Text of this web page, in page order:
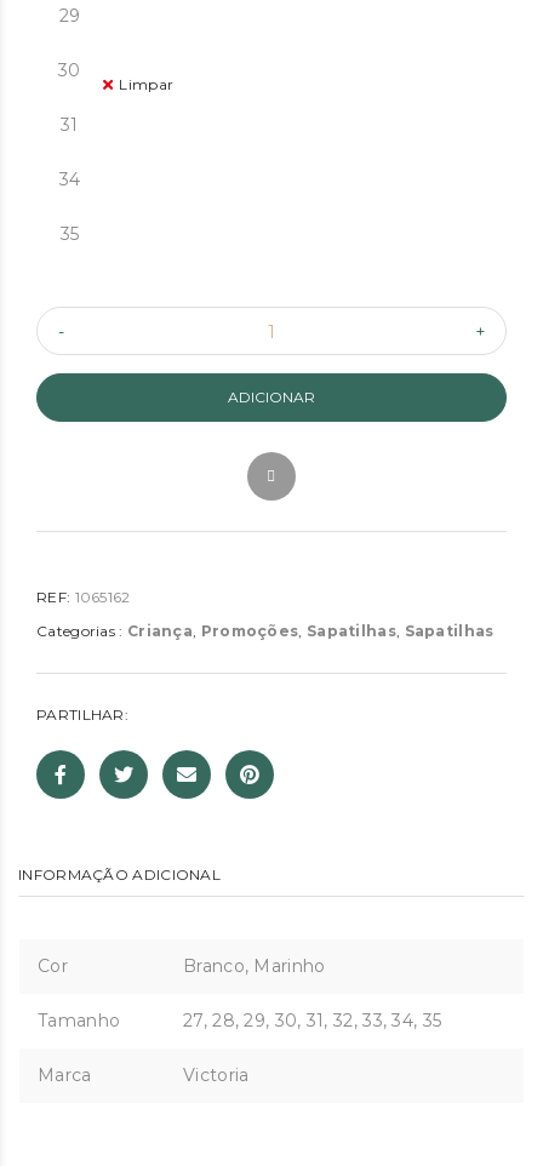
29
30
31
34
35
Limpar
ADICIONAR
REF: 1065162
Categorias : Criança, Promoções, Sapatilhas, Sapatilhas
PARTILHAR:
INFORMAÇÃO ADICIONAL
Cor Branco, Marinho
Tamanho 27, 28, 29, 30, 31, 32, 33, 34, 35
Marca Victoria